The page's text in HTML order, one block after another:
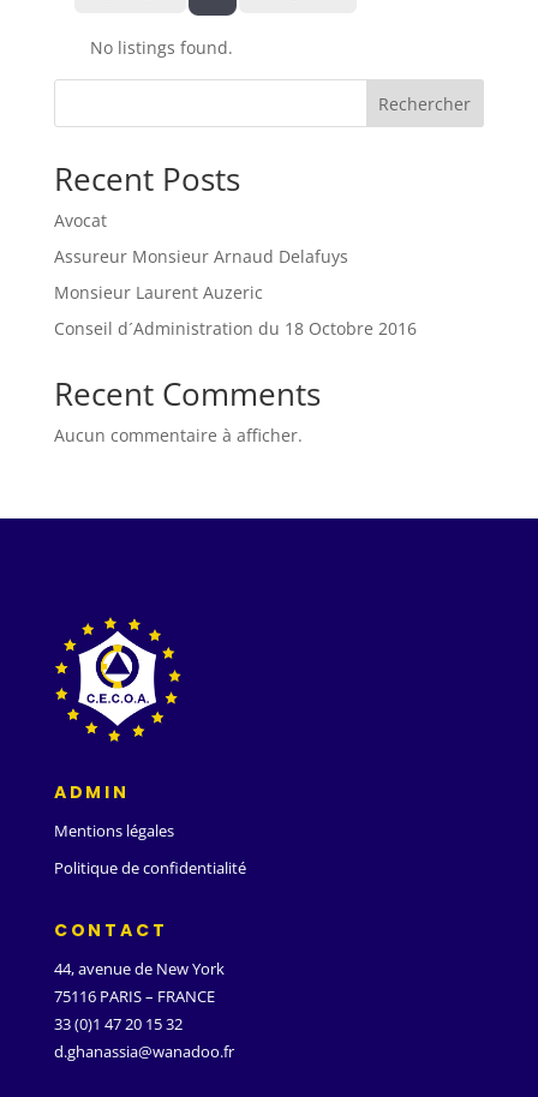
No listings found.
Rechercher
Recent Posts
Avocat
Assureur Monsieur Arnaud Delafuys
Monsieur Laurent Auzeric
Conseil d´Administration du 18 Octobre 2016
Recent Comments
Aucun commentaire à afficher.
ADMIN
Mentions légales
Politique de confidentialité
CONTACT
44, avenue de New York
75116 PARIS – FRANCE
33 (0)1 47 20 15 32
d.ghanassia@wanadoo.fr